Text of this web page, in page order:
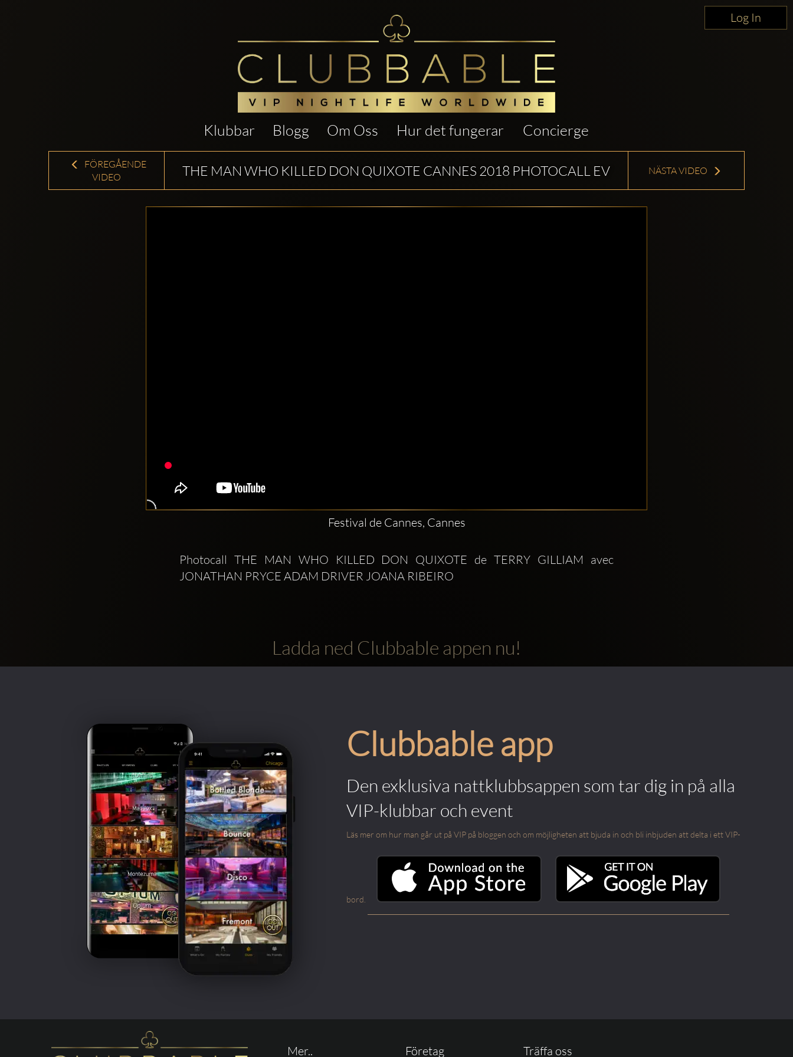
Log In
Klubbar Blogg Om Oss Hur det fungerar Concierge
FÖREGÅENDE
VIDEO
THE MAN WHO KILLED DON QUIXOTE CANNES 2018 PHOTOCALL EV NÄSTA VIDEO
Festival de Cannes, Cannes
Photocall THE MAN WHO KILLED DON QUIXOTE de TERRY GILLIAM avec
JONATHAN PRYCE ADAM DRIVER JOANA RIBEIRO
Ladda ned Clubbable appen nu!
Clubbable app
Den exklusiva nattklubbsappen som tar dig in på alla
VIP-klubbar och event
Läs mer om hur man går ut på VIP på bloggen och om möjligheten att bjuda in och bli inbjuden att delta i ett VIP-
bord.
Mer.. Företag Träffa oss